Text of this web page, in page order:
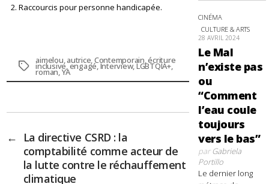
Raccourcis pour personne handicapée.
Étiquettes
aimelou autrice Contemporain ,écriture
inclusive,engagé,Interview,LGBTQIA+,
roman,YA
←
La directive CSRD : la
comptabilité comme acteur de
la lutte contre le réchauffement
climatique
CINÉMA
CULTURE & ARTS
28 AVRIL 2024
Le Mal
n’existe pas
ou
“Comment
l’eau coule
toujours
vers le bas”
parGabriela
Portillo
Le dernier long